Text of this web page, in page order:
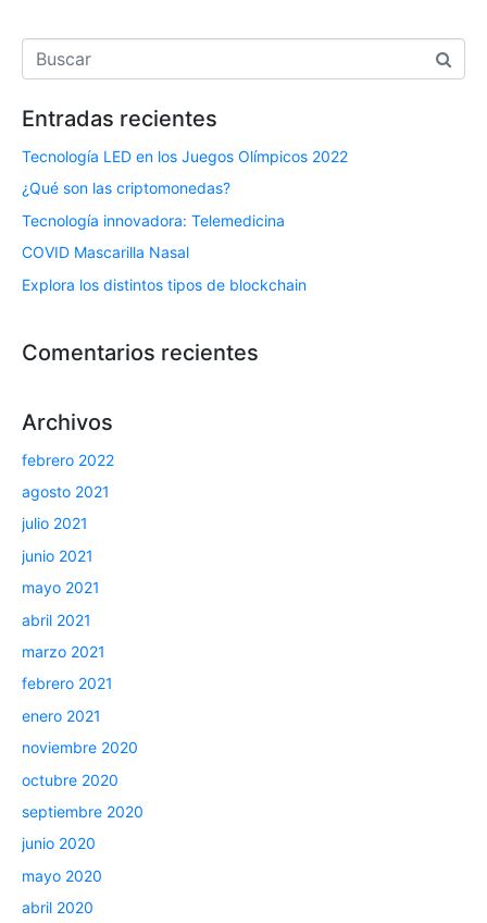
Entradas recientes
Tecnología LED en los Juegos Olímpicos 2022
¿Qué son las criptomonedas?
Tecnología innovadora: Telemedicina
COVID Mascarilla Nasal
Explora los distintos tipos de blockchain
Comentarios recientes
Archivos
febrero 2022
agosto 2021
julio 2021
junio 2021
mayo 2021
abril 2021
marzo 2021
febrero 2021
enero 2021
noviembre 2020
octubre 2020
septiembre 2020
junio 2020
mayo 2020
abril 2020